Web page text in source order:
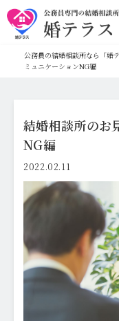
公務員の結婚相談所なら「婚テ
ミュニケーションNG編
結婚相談所の
NG編
2022.02.11